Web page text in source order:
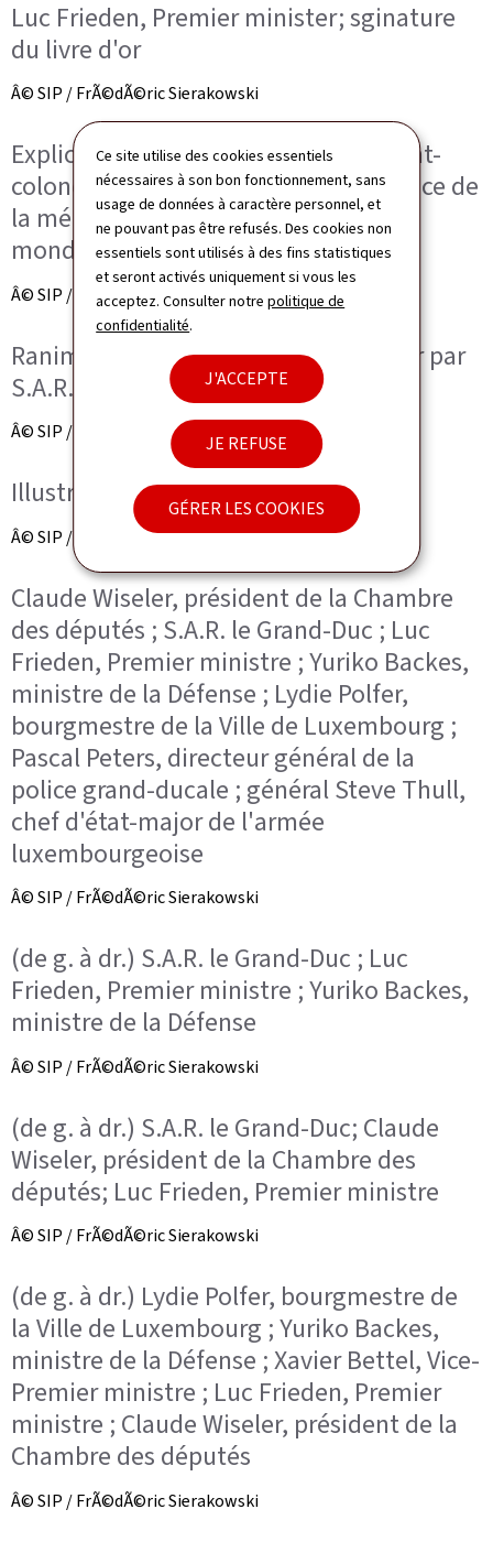
Ce site utilise des cookies essentiels
nécessaires à son bon fonctionnement, sans
usage de données à caractère personnel, et
ne pouvant pas être refusés. Des cookies non
essentiels sont utilisés à des fins statistiques
et seront activés uniquement si vous les
acceptez. Consulter notrepolitique de
confidentialité.
J'ACCEPTE
JE REFUSE
GÉRER LES COOKIES
Luc Frieden, Premier minister; sginature
du livre d'or
Â© SIP / FrÃ©dÃ©ric Sierakowski
Explications données par le lieutenant-
colonel Patrick Majerus, chef du Service de
la mémoire de la Deuxième guerre
mondiale
Â© SIP / FrÃ©dÃ©ric Sierakowski
Ranimation de la flamme du souvenir par
S.A.R. le Grand-Duc
Â© SIP / FrÃ©dÃ©ric Sierakowski
Illustration
Â© SIP / FrÃ©dÃ©ric Sierakowski
Claude Wiseler, président de la Chambre
des députés ; S.A.R. le Grand-Duc ; Luc
Frieden, Premier ministre ; Yuriko Backes,
ministre de la Défense ; Lydie Polfer,
bourgmestre de la Ville de Luxembourg ;
Pascal Peters, directeur général de la
police grand-ducale ; général Steve Thull,
chef d'état-major de l'armée
luxembourgeoise
Â© SIP / FrÃ©dÃ©ric Sierakowski
(de g. à dr.) S.A.R. le Grand-Duc ; Luc
Frieden, Premier ministre ; Yuriko Backes,
ministre de la Défense
Â© SIP / FrÃ©dÃ©ric Sierakowski
(de g. à dr.) S.A.R. le Grand-Duc; Claude
Wiseler, président de la Chambre des
députés; Luc Frieden, Premier ministre
Â© SIP / FrÃ©dÃ©ric Sierakowski
(de g. à dr.) Lydie Polfer, bourgmestre de
la Ville de Luxembourg ; Yuriko Backes,
ministre de la Défense ; Xavier Bettel, Vice-
Premier ministre ; Luc Frieden, Premier
ministre ; Claude Wiseler, président de la
Chambre des députés
Â© SIP / FrÃ©dÃ©ric Sierakowski